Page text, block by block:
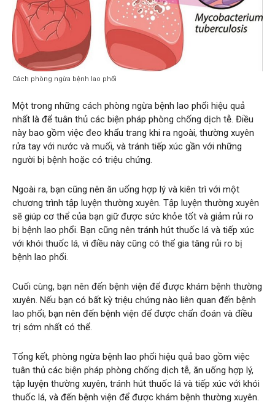
Cách phòng ngừa bệnh lao phổi
Một trong những cách phòng ngừa bệnh lao phổi hiệu quả
nhất là để tuân thủ các biện pháp phòng chống dịch tễ. Điều
này bao gồm việc đeo khẩu trang khi ra ngoài, thường xuyên
rửa tay với nước và muối, và tránh tiếp xúc gần với những
người bị bệnh hoặc có triệu chứng.
Ngoài ra, bạn cũng nên ăn uống hợp lý và kiên trì với một
chương trình tập luyện thường xuyên. Tập luyện thường xuyên
sẽ giúp cơ thể của bạn giữ được sức khỏe tốt và giảm rủi ro
bị bệnh lao phổi. Bạn cũng nên tránh hút thuốc lá và tiếp xúc
với khói thuốc lá, vì điều này cũng có thể gia tăng rủi ro bị
bệnh lao phổi.
Cuối cùng, bạn nên đến bệnh viện để được khám bệnh thường
xuyên. Nếu bạn có bất kỳ triệu chứng nào liên quan đến bệnh
lao phổi, bạn nên đến bệnh viện để được chẩn đoán và điều
trị sớm nhất có thể.
Tổng kết, phòng ngừa bệnh lao phổi hiệu quả bao gồm việc
tuân thủ các biện pháp phòng chống dịch tễ, ăn uống hợp lý,
tập luyện thường xuyên, tránh hút thuốc lá và tiếp xúc với khói
thuốc lá, và đến bệnh viện để được khám bệnh thường xuyên.